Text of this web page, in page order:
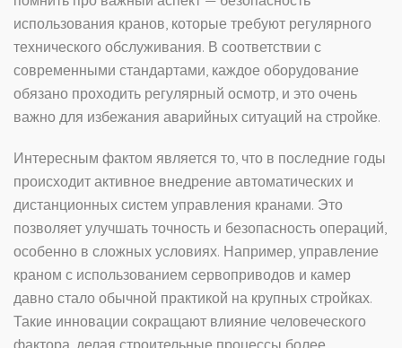
использования кранов, которые требуют регулярного
технического обслуживания. В соответствии с
современными стандартами, каждое оборудование
обязано проходить регулярный осмотр, и это очень
важно для избежания аварийных ситуаций на стройке.
Интересным фактом является то, что в последние годы
происходит активное внедрение автоматических и
дистанционных систем управления кранами. Это
позволяет улучшать точность и безопасность операций,
особенно в сложных условиях. Например, управление
краном с использованием сервоприводов и камер
давно стало обычной практикой на крупных стройках.
Такие инновации сокращают влияние человеческого